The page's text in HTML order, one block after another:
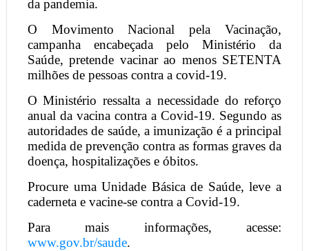
da pandemia.
O Movimento Nacional pela Vacinação,
campanha encabeçada pelo Ministério da
Saúde, pretende vacinar ao menos SETENTA
milhões de pessoas contra a covid-19.
O Ministério ressalta a necessidade do reforço
anual da vacina contra a Covid-19. Segundo as
autoridades de saúde, a imunização é a principal
medida de prevenção contra as formas graves da
doença, hospitalizações e óbitos.
Procure uma Unidade Básica de Saúde, leve a
caderneta e vacine-se contra a Covid-19.
Para mais informações, acesse:
www.gov.br/saude.